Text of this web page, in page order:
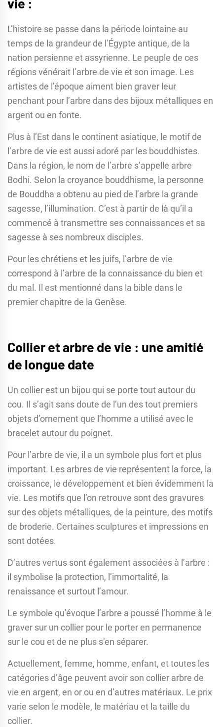
L’histoire se passe dans la période lointaine au
temps de la grandeur de l’Égypte antique, de la
nation persienne et assyrienne. Le peuple de ces
régions vénérait l’arbre de vie et son image. Les
artistes de l’époque aiment bien graver leur
penchant pour l’arbre dans des bijoux métalliques en
argent ou en fonte.
Plus à l’Est dans le continent asiatique, le motif de
l’arbre de vie est aussi adoré par les bouddhistes.
Dans la région, le nom de l’arbre s’appelle arbre
Bodhi. Selon la croyance bouddhisme, la personne
de Bouddha a obtenu au pied de l’arbre la grande
sagesse, l’illumination. C’est à partir de là qu’il a
commencé à transmettre ses connaissances et sa
sagesse à ses nombreux disciples.
Pour les chrétiens et les juifs, l’arbre de vie
correspond à l’arbre de la connaissance du bien et
du mal. Il est mentionné dans la bible dans le
premier chapitre de la Genèse.
Collier et arbre de vie : une amitié
de longue date
Un collier est un bijou qui se porte tout autour du
cou. Il s’agit sans doute de l’un des tout premiers
objets d’ornement que l’homme a utilisé avec le
bracelet autour du poignet.
Pour l’arbre de vie, il a un symbole plus fort et plus
important. Les arbres de vie représentent la force, la
croissance, le développement et bien évidemment la
vie. Les motifs que l’on retrouve sont des gravures
sur des objets métalliques, de la peinture, des motifs
de broderie. Certaines sculptures et impressions en
sont dotées.
D’autres vertus sont également associées à l’arbre :
il symbolise la protection, l’immortalité, la
renaissance et surtout l’amour.
Le symbole qu’évoque l’arbre a poussé l’homme à le
graver sur un collier pour le porter en permanence
sur le cou et de ne plus s’en séparer.
Actuellement, femme, homme, enfant, et toutes les
catégories d’âge peuvent avoir son collier arbre de
vie en argent, en or ou en d’autres matériaux. Le prix
varie selon le modèle, le matériau et la taille du
collier.